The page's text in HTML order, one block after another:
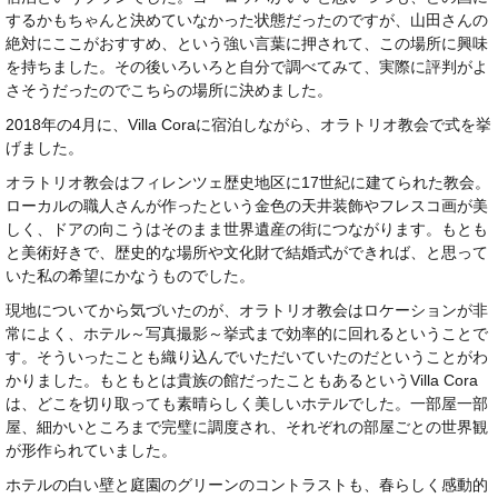
するかもちゃんと決めていなかった状態だったのですが、山田さんの
絶対にここがおすすめ、という強い言葉に押されて、この場所に興味
を持ちました。その後いろいろと自分で調べてみて、実際に評判がよ
さそうだったのでこちらの場所に決めました。
2018年の4月に、Villa Coraに宿泊しながら、オラトリオ教会で式を挙
げました。
オラトリオ教会はフィレンツェ歴史地区に17世紀に建てられた教会。
ローカルの職人さんが作ったという金色の天井装飾やフレスコ画が美
しく、ドアの向こうはそのまま世界遺産の街につながります。もとも
と美術好きで、歴史的な場所や文化財で結婚式ができれば、と思って
いた私の希望にかなうものでした。
現地についてから気づいたのが、オラトリオ教会はロケーションが非
常によく、ホテル～写真撮影～挙式まで効率的に回れるということで
す。そういったことも織り込んでいただいていたのだということがわ
かりました。もともとは貴族の館だったこともあるというVilla Cora
は、どこを切り取っても素晴らしく美しいホテルでした。一部屋一部
屋、細かいところまで完璧に調度され、それぞれの部屋ごとの世界観
が形作られていました。
ホテルの白い壁と庭園のグリーンのコントラストも、春らしく感動的